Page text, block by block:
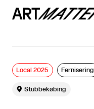
Local 2025 Fernisering
 Stubbekøbing